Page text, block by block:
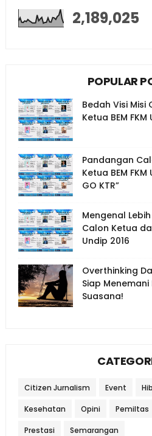
2,189,025
POPULAR
Bedah Visi
Ketua BEM FKM
Pandangan
Ketua BEM
GO KTR”
Mengenal
Calon Ketua
Undip 2016
Overthinking
Siap
Suasana!
Citizen Jurnalism Event
Kesehatan Opini Pemiltas
Prestasi Semarangan